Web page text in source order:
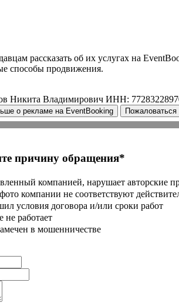
рассказать об их услугах на
способы продвижения.
Никита Владимирович ИНН:
о рекламе на EventBooking Пожаловаться
причину обращения*
компанией, нарушает авторские
компании не соответствуют
условия договора и/или сроки работ
работает
в мошенничестве